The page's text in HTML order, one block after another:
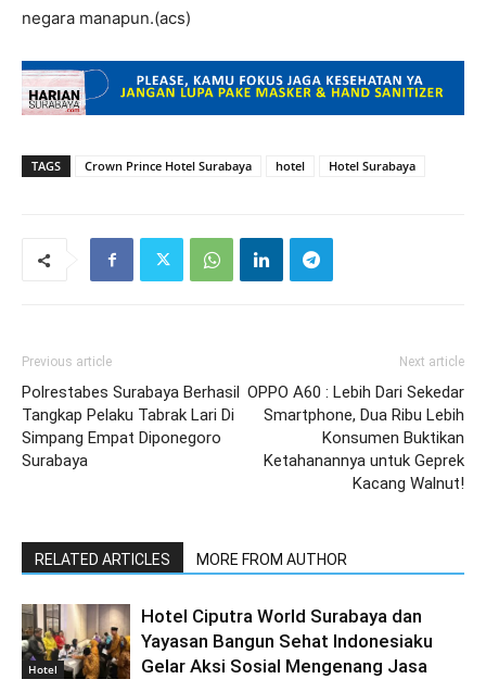
negara manapun.(acs)
TAGS Crown Prince Hotel Surabaya hotel Hotel Surabaya
Previous article
Polrestabes Surabaya Berhasil
Tangkap Pelaku Tabrak Lari Di
Simpang Empat Diponegoro
Surabaya
Next article
OPPO A60 : Lebih Dari Sekedar
Smartphone, Dua Ribu Lebih
Konsumen Buktikan
Ketahanannya untuk Geprek
Kacang Walnut!
RELATED ARTICLES MORE FROM AUTHOR
Hotel
Hotel Ciputra World Surabaya dan
Yayasan Bangun Sehat Indonesiaku
Gelar Aksi Sosial Mengenang Jasa